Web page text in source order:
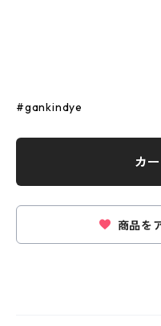
#gankindye
カ
商品を